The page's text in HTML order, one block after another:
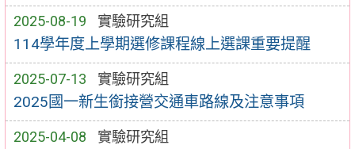
2025-08-19 實驗研究組
114學年度上學期選修課程線上選課重要提醒
2025-07-13 實驗研究組
2025國一新生銜接營交通車路線及注意事項
2025-04-08 實驗研究組